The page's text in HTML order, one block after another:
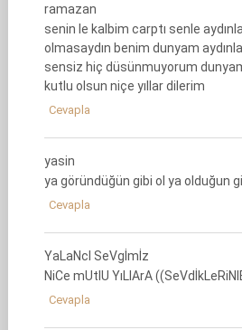
ramazan
senin le kalbim carptı senle
olmasaydın benim dunyam
sensiz hiç düsünmuyorum
kutlu olsun niçe yıllar dilerim
Cevapla
yasin
ya göründüğün gibi ol ya olduğun
Cevapla
YaLaNcI SeVgİmİz
NiCe mUtlU YıLlArA
Cevapla